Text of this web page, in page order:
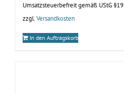
Umsatzsteuerbefreit gemäß UStG §19
zzgl.Versandkosten
In den Auftragskorb